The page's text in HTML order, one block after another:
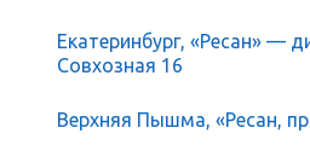
Екатеринбург, «Ресан» —
Совхозная 16
Верхняя Пышма, «Ресан,